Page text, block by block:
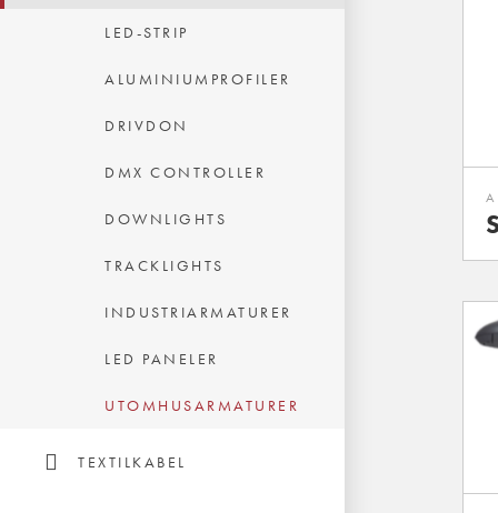
LED-STRIP
ALUMINIUMPROFILER
DRIVDON
DMX CONTROLLER
DOWNLIGHTS
TRACKLIGHTS
INDUSTRIARMATURER
LED PANELER
UTOMHUSARMATURER
TEXTILKABEL